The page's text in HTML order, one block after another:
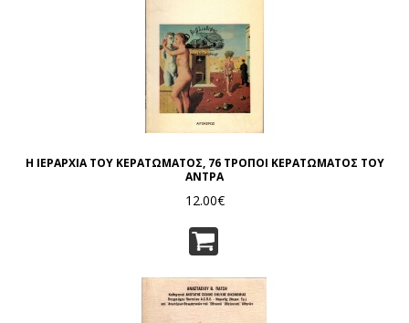
Η ΙΕΡΑΡΧΙΑ ΤΟΥ ΚΕΡΑΤΩΜΑΤΟΣ, 76 ΤΡΟΠΟΙ ΚΕΡΑΤΩΜΑΤΟΣ ΤΟΥ
ΑΝΤΡΑ
12.00€